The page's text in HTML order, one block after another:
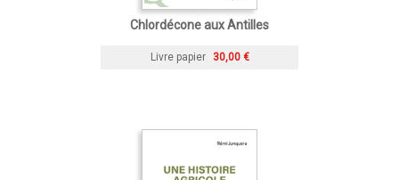
Chlordécone aux Antilles
Livre papier 30,00 €